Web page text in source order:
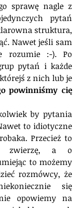
sprawę nagle z
pytań
struktura,
Nawet jeśli sam
rozumie :-). Po
pytań i każde
z nich lub je
powinniśmy cię
by pytania
to idiotyczne
Przecież to
zwierzę, a o
to możemy
rozmówcy, że
się
opowiemy na